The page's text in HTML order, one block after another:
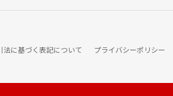
法に基づく表記について プライバシーポリシー